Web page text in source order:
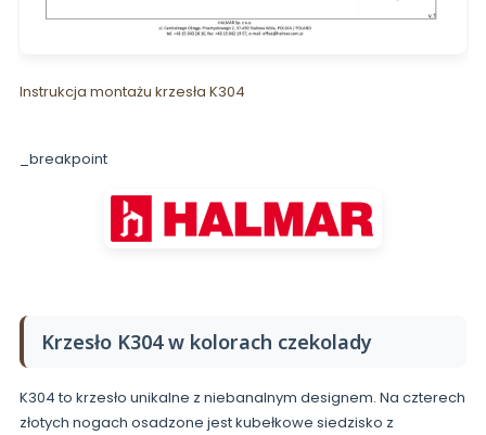
Instrukcja montażu krzesła K304
_breakpoint
Krzesło K304 w kolorach czekolady
K304 to krzesło unikalne z niebanalnym designem. Na czterech
złotych nogach osadzone jest kubełkowe siedzisko z